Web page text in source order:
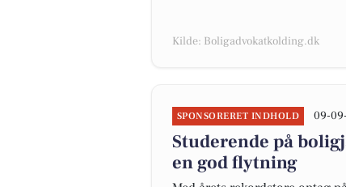
Kilde: Boligadvokatkolding.dk
SPONSORERET INDHOLD 09-
Studerende på
en god flytning